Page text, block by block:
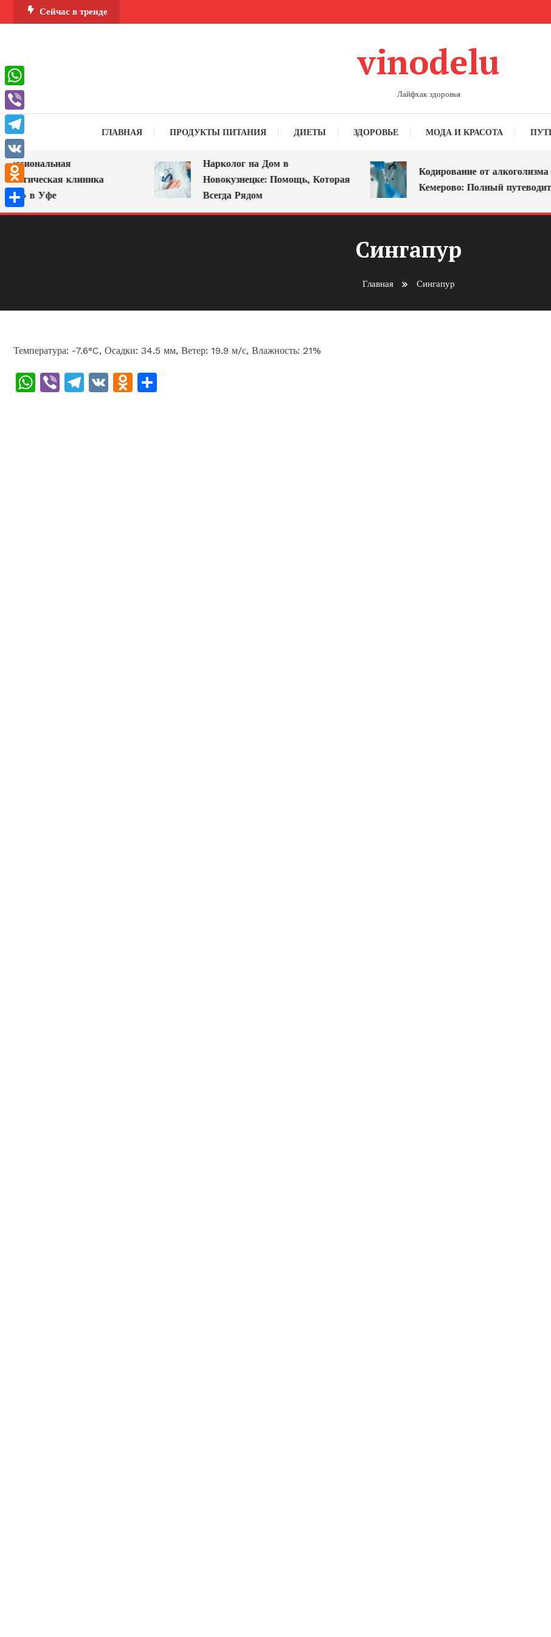
Перейти
к
Сейчас в тренде
vinodelu
Лайфхак здоровья
ГЛАВНАЯ ПРОДУКТЫ ПИТАНИЯ ДИЕТЫ ЗДОРОВЬЕ МОДА И КРАСОТА
клиника
в Уфе
Нарколог на Дом в
Новокузнецке: Помощь, Которая
Всегда Рядом
Кодирование от алкоголизма в
Кемерово: Полный
Сингапур
Главная Сингапур
Температура: -7.6°C, Осадки: 34.5 мм, Ветер: 19.9 м/с, Влажность: 21%
WhatsApp
ViberTelegram
VK Odnoklassniki
WhatsApp
Viber
Telegram
VK
Odnoklassniki
Отправить